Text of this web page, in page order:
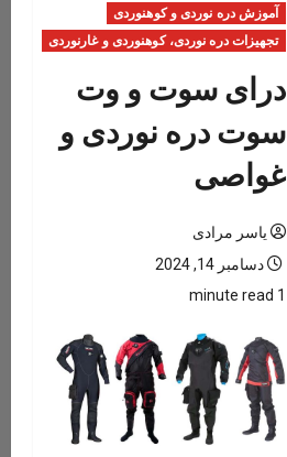
آموزش دره نوردی و کوهنوردی
تجهیزات دره نوردی، کوهنوردی و غارنوردی
درای سوت و وت
سوت دره نوردی و
غواصی
یاسر مرادی
دسامبر 14, 2024
1 minute read